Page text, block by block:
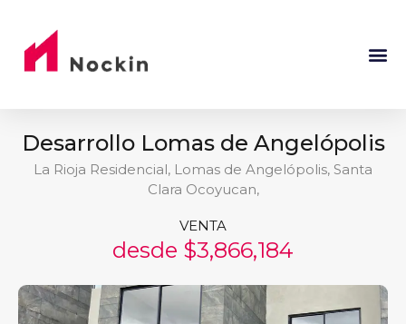
Desarrollo Lomas de Angelópolis
La Rioja Residencial, Lomas de Angelópolis, Santa
Clara Ocoyucan,
VENTA
desde $3,866,184